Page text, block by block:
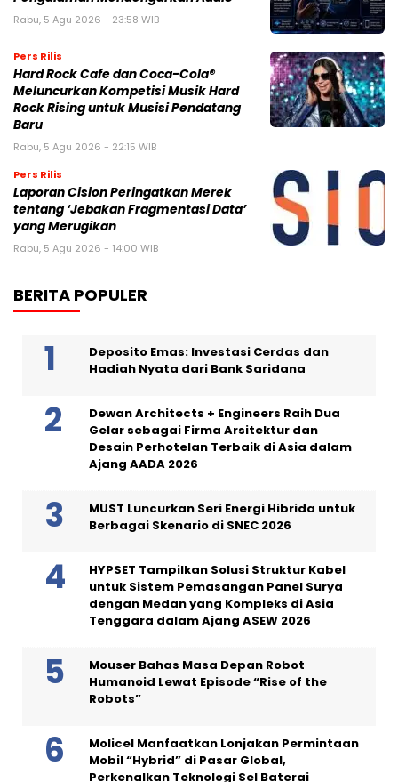
Rabu, 5 Agu 2026 - 23:58 WIB
Pers Rilis
Hard Rock Cafe dan Coca-Cola®
Meluncurkan Kompetisi Musik Hard
Rock Rising untuk Musisi Pendatang
Baru
Rabu, 5 Agu 2026 - 22:15 WIB
Pers Rilis
Laporan Cision Peringatkan Merek
tentang ‘Jebakan Fragmentasi Data’
yang Merugikan
Rabu, 5 Agu 2026 - 14:00 WIB
BERITA POPULER
Deposito Emas: Investasi Cerdas dan
Hadiah Nyata dari Bank Saridana
Dewan Architects + Engineers Raih Dua
Gelar sebagai Firma Arsitektur dan
Desain Perhotelan Terbaik di Asia dalam
Ajang AADA 2026
MUST Luncurkan Seri Energi Hibrida untuk
Berbagai Skenario di SNEC 2026
HYPSET Tampilkan Solusi Struktur Kabel
untuk Sistem Pemasangan Panel Surya
dengan Medan yang Kompleks di Asia
Tenggara dalam Ajang ASEW 2026
Mouser Bahas Masa Depan Robot
Humanoid Lewat Episode “Rise of the
Robots”
Molicel Manfaatkan Lonjakan Permintaan
Mobil “Hybrid” di Pasar Global,
Perkenalkan Teknologi Sel Baterai